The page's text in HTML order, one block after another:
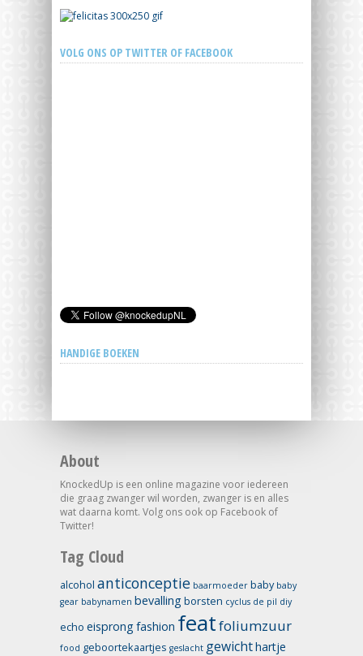
VOLG ONS OP TWITTER OF FACEBOOK
HANDIGE BOEKEN
About
KnockedUp is een online magazine voor iedereen
die graag zwanger wil worden, zwanger is en alles
wat daarna komt. Volg ons ook op Facebook of
Twitter!
Tag Cloud
alcohol anticonceptie baarmoeder baby baby
gear babynamen bevalling borsten cyclus de pil diy
echo eisprong fashion featfoliumzuur
food geboortekaartjes geslacht gewichthartje